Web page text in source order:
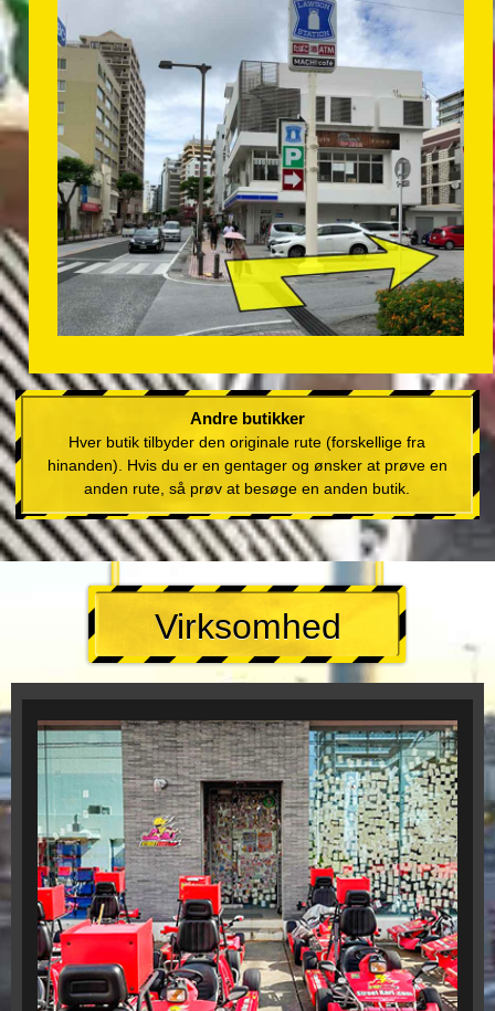
Andre butikker
Hver butik tilbyder den originale rute (forskellige fra
hinanden). Hvis du er en gentager og ønsker at prøve en
anden rute, så prøv at besøge en anden butik.
Virksomhed